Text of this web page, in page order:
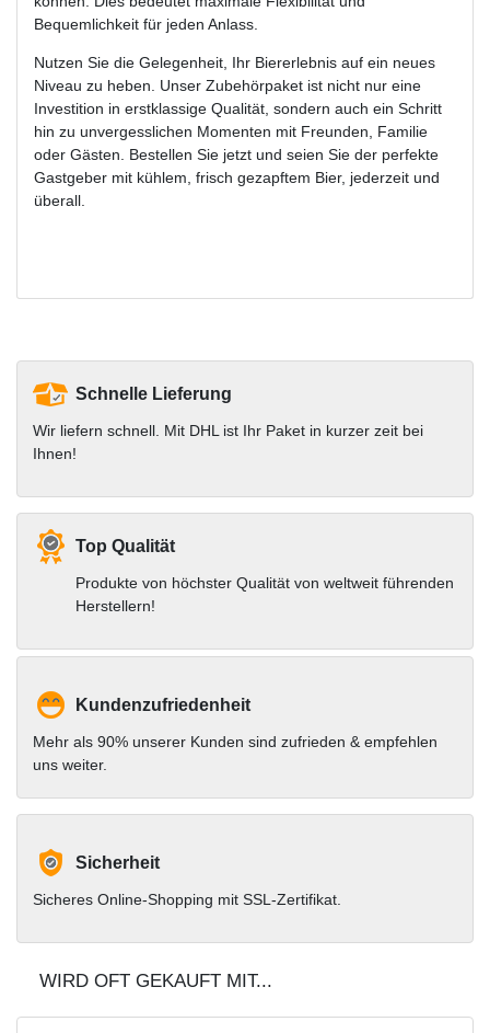
Bequemlichkeit für jeden Anlass.
Nutzen Sie die Gelegenheit, Ihr Biererlebnis auf ein neues
Niveau zu heben. Unser Zubehörpaket ist nicht nur eine
Investition in erstklassige Qualität, sondern auch ein Schritt
hin zu unvergesslichen Momenten mit Freunden, Familie
oder Gästen. Bestellen Sie jetzt und seien Sie der perfekte
Gastgeber mit kühlem, frisch gezapftem Bier, jederzeit und
überall.
Schnelle Lieferung
Wir liefern schnell. Mit DHL ist Ihr Paket in kurzer zeit bei
Ihnen!
Top Qualität
Produkte von höchster Qualität von weltweit führenden
Herstellern!
Kundenzufriedenheit
Mehr als 90% unserer Kunden sind zufrieden & empfehlen
uns weiter.
Sicherheit
Sicheres Online-Shopping mit SSL-Zertifikat.
WIRD OFT GEKAUFT MIT...